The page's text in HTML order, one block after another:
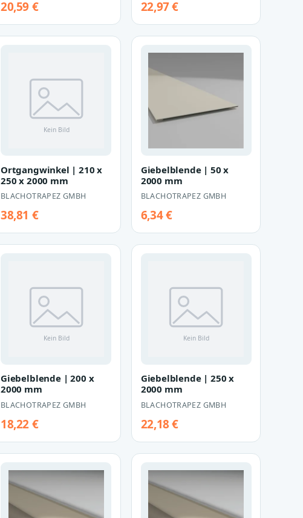
20,59 € 22,97 €
Ortgangwinkel | 210 x
250 x 2000 mm
BLACHOTRAPEZ GMBH
38,81 €
Giebelblende | 50 x
2000 mm
BLACHOTRAPEZ GMBH
6,34 €
Giebelblende | 200 x
2000 mm
BLACHOTRAPEZ GMBH
18,22 €
Giebelblende | 250 x
2000 mm
BLACHOTRAPEZ GMBH
22,18 €